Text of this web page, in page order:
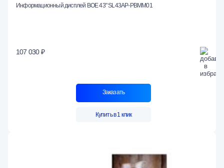
Информационный дисплей BOE 43" SL43AP-PBMM01
107 030 ₽
Заказать
Купить в 1 клик